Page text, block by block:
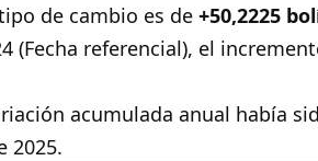
de cambio es de+50,2225
(Fecha referencial), el
acumulada anual había
2025.